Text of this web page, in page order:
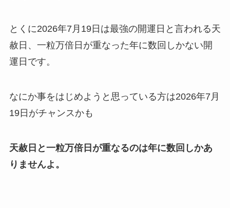
とくに2026年7月19日は最強の開運日と言われる天
赦日、一粒万倍日が重なった年に数回しかない開
運日です。
なにか事をはじめようと思っている方は2026年7月
19日がチャンスかも
天赦日と一粒万倍日が重なるのは年に数回しかあ
りませんよ。